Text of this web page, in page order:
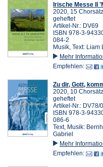
Irische Messe II
2020, 15
geheftet
Artikel-Nr.: DV69
ISBN 978-3-
084-2
Musik, Text: Liam
Mehr
Empfehlen:
Zu dir, Gott,
2020, 10
geheftet
Artikel-Nr.: DV78/
ISBN 978-3-
086-6
Text, Musik:
Gabriel
Mehr
Empfehlen: